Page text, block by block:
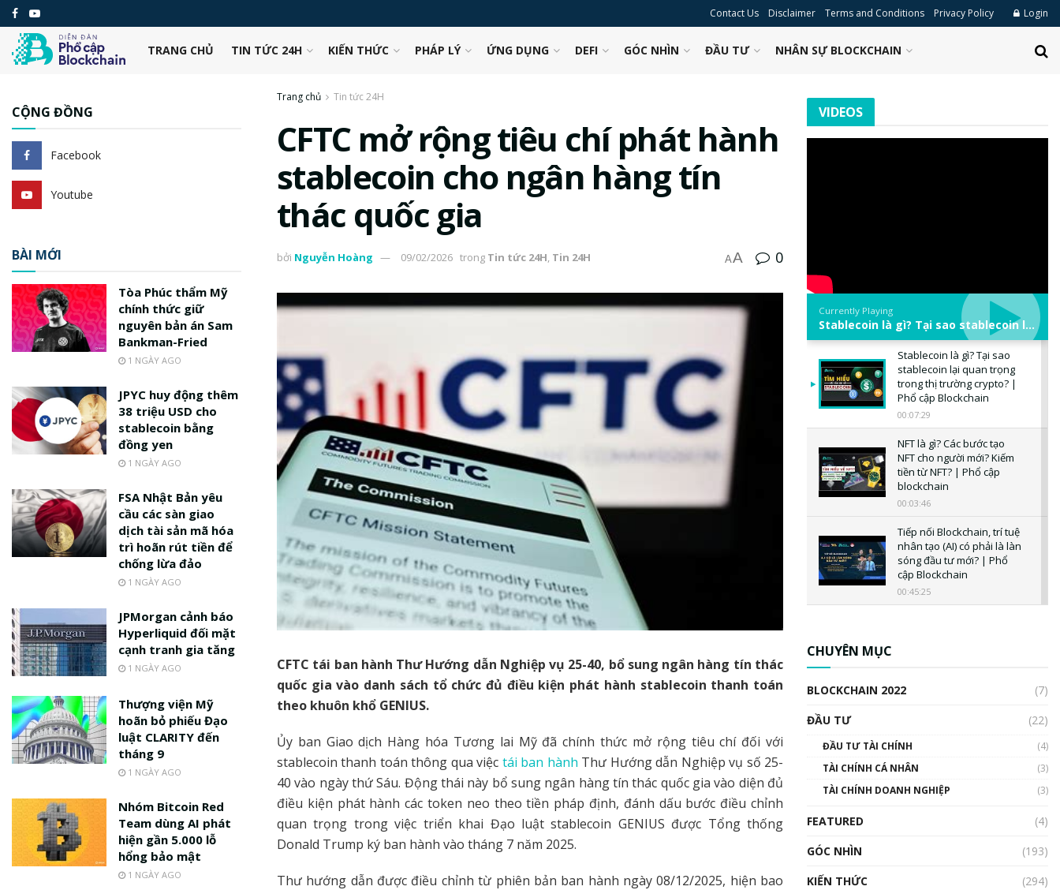
Contact Us Disclaimer Terms and Conditions Privacy Policy Login
TRANG CHỦ TIN TỨC 24H KIẾN THỨC PHÁP LÝ ỨNG DỤNG DEFI GÓC NHÌN ĐẦU TƯ NHÂN SỰ BLOCKCHAIN
Trang chủ Tin tức 24H
CFTC mở rộng tiêu chí phát hành
stablecoin cho ngân hàng tín
thác quốc gia
bởi Nguyễn Hoàng 09/02/2026 trong Tin tức 24H, Tin 24H AA 0
CFTC tái ban hành Thư Hướng dẫn Nghiệp vụ 25-40, bổ sung ngân hàng tín thác
quốc gia vào danh sách tổ chức đủ điều kiện phát hành stablecoin thanh toán
theo khuôn khổ GENIUS.
Ủy ban Giao dịch Hàng hóa Tương lai Mỹ đã chính thức mở rộng tiêu chí đối với
stablecoin thanh toán thông qua việc tái ban hành Thư Hướng dẫn Nghiệp vụ số 25-
40 vào ngày thứ Sáu. Động thái này bổ sung ngân hàng tín thác quốc gia vào diện đủ
điều kiện phát hành các token neo theo tiền pháp định, đánh dấu bước điều chỉnh
quan trọng trong việc triển khai Đạo luật stablecoin GENIUS được Tổng thống
Donald Trump ký ban hành vào tháng 7 năm 2025.
Thư hướng dẫn được điều chỉnh từ phiên bản ban hành ngày 08/12/2025, hiện bao
CỘNG ĐỒNG
Facebook
Youtube
BÀI MỚI
Tòa Phúc thẩm Mỹ
chính thức giữ
nguyên bản án Sam
Bankman-Fried
1 NGÀY AGO
JPYC huy động thêm
38 triệu USD cho
stablecoin bằng
đồng yen
1 NGÀY AGO
FSA Nhật Bản yêu
cầu các sàn giao
dịch tài sản mã hóa
trì hoãn rút tiền để
chống lừa đảo
1 NGÀY AGO
JPMorgan cảnh báo
Hyperliquid đối mặt
cạnh tranh gia tăng
1 NGÀY AGO
Thượng viện Mỹ
hoãn bỏ phiếu Đạo
luật CLARITY đến
tháng 9
1 NGÀY AGO
Nhóm Bitcoin Red
Team dùng AI phát
hiện gần 5.000 lỗ
hổng bảo mật
1 NGÀY AGO
VIDEOS
Currently Playing
Stablecoin là gì? Tại sao stablecoin lại quan trọng trong thị trường crypto? | Phổ cập Blockchain
Stablecoin là gì? Tại sao
stablecoin lại quan trọng
trong thị trường crypto? |
Phổ cập Blockchain
00:07:29
NFT là gì? Các bước tạo
NFT cho người mới? Kiếm
tiền từ NFT? | Phổ cập
blockchain
00:03:46
Tiếp nối Blockchain, trí tuệ
nhân tạo (AI) có phải là làn
sóng đầu tư mới? | Phổ
cập Blockchain
00:45:25
uptrend trong năm 2023? |
Phổ cập Blockchain
00:02:14
Nhìn lại năm 2022: Những
CHUYÊN MỤC
BLOCKCHAIN 2022
(7)
ĐẦU TƯ
(22)
ĐẦU TƯ TÀI CHÍNH
(4)
TÀI CHÍNH CÁ NHÂN
(3)
TÀI CHÍNH DOANH NGHIỆP
(3)
FEATURED
(4)
GÓC NHÌN
(193)
KIẾN THỨC
(294)